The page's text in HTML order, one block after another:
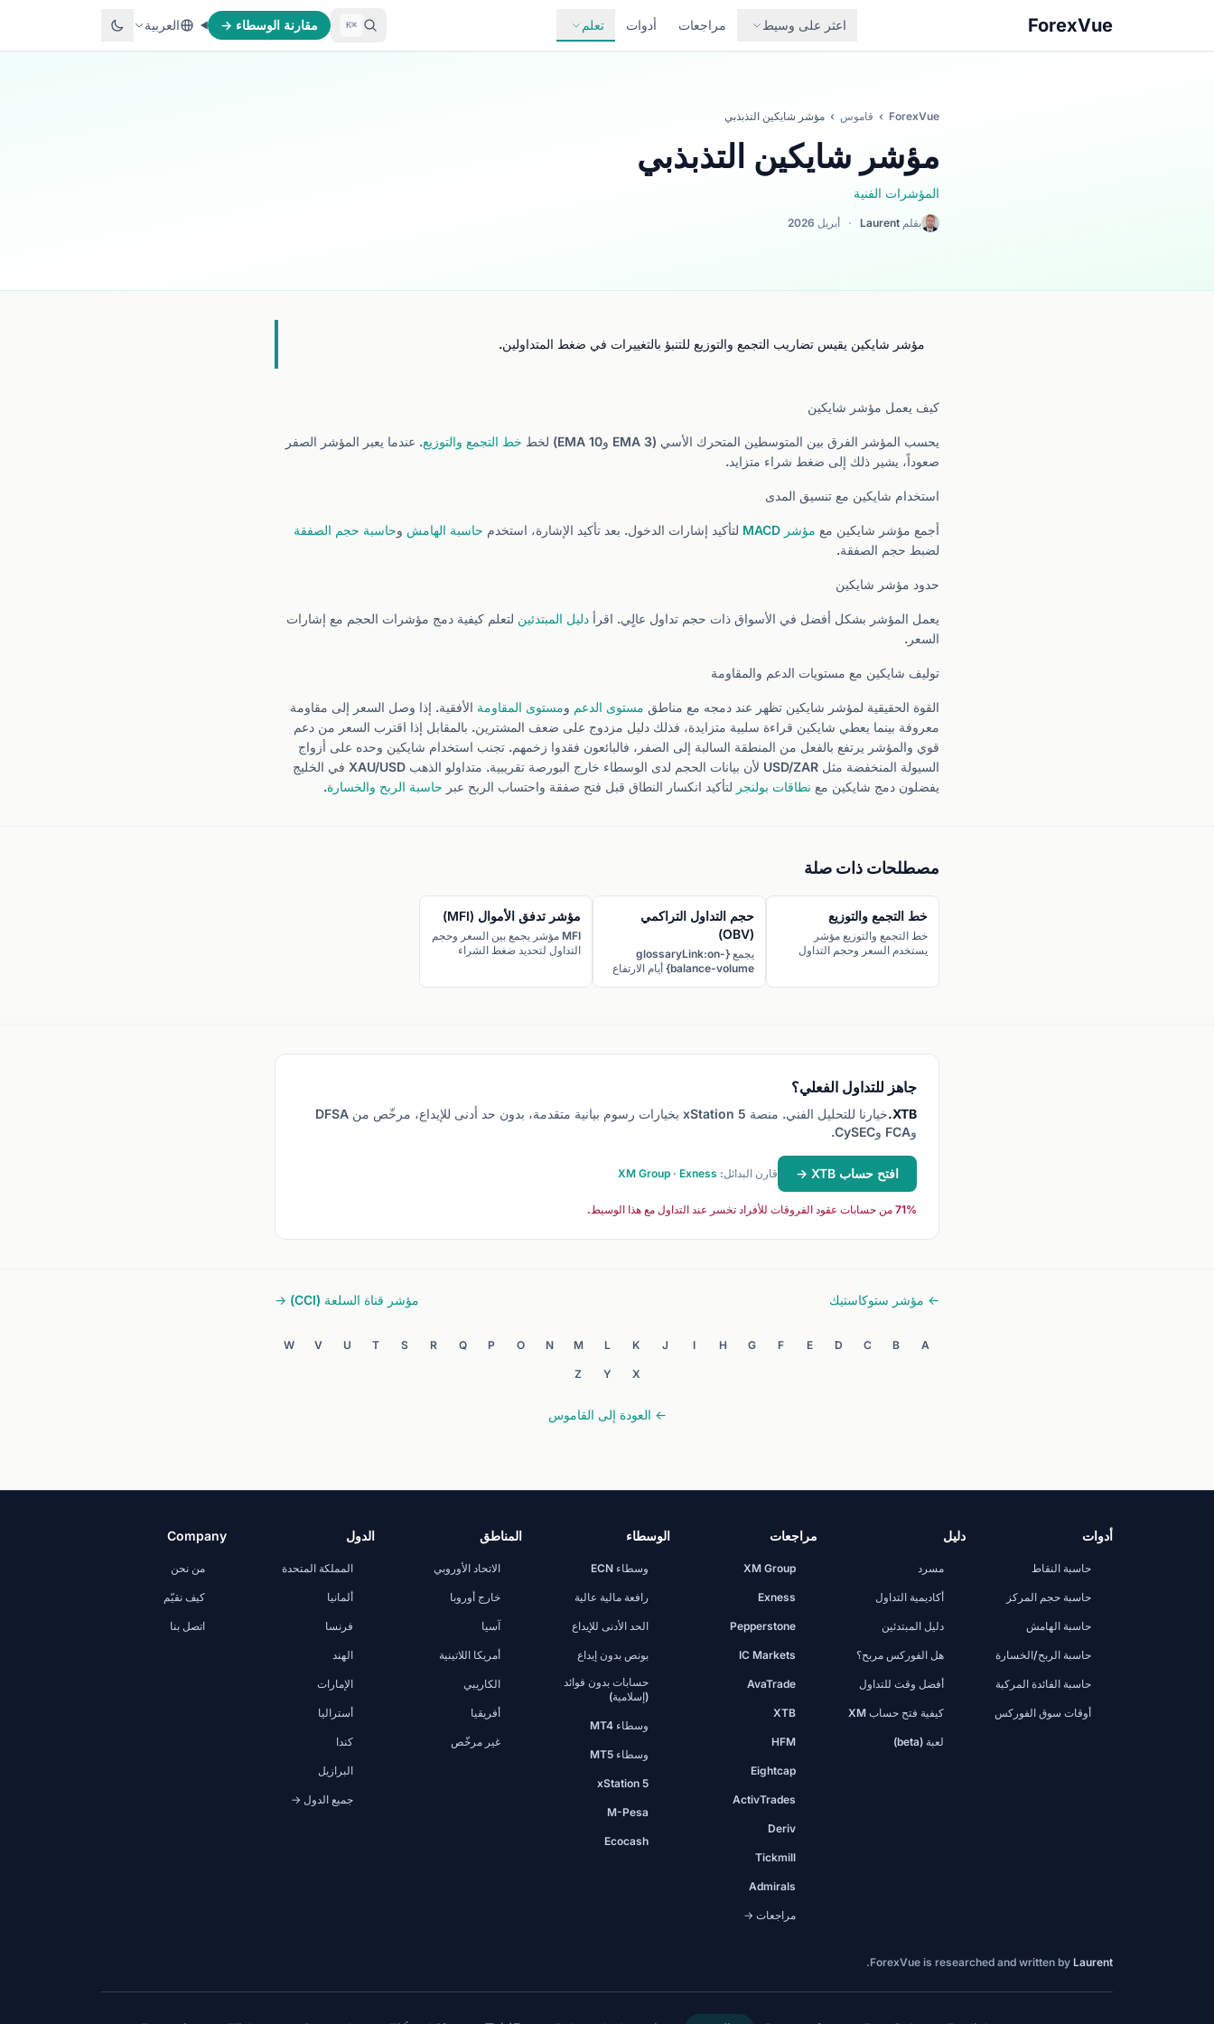
ForexVue اعثر على وسيط مراجعات أدوات تعلم ⌘K مقارنة الوسطاء → العربية
ForexVue
› قاموس › مؤشر شايكين التذبذبي
مؤشر شايكين التذبذبي
المؤشرات الفنية
بقلم Laurent
· أبريل 2026
مؤشر شايكين يقيس تضاريب التجمع والتوزيع للتنبؤ بالتغييرات في ضغط المتداولين.
كيف يعمل مؤشر شايكين
يحسب المؤشر الفرق بين المتوسطين المتحرك الأسي (EMA 3 وEMA 10) لخط خط التجمع والتوزيع. عندما يعبر المؤشر الصفر
صعوداً، يشير ذلك إلى ضغط شراء متزايد.
استخدام شايكين مع تنسيق المدى
أجمع مؤشر شايكين مع مؤشر MACD لتأكيد إشارات الدخول. بعد تأكيد الإشارة، استخدم حاسبة الهامش وحاسبة حجم الصفقة
لضبط حجم الصفقة.
حدود مؤشر شايكين
يعمل المؤشر بشكل أفضل في الأسواق ذات حجم تداول عالٍي. اقرأ دليل المبتدئين لتعلم كيفية دمج مؤشرات الحجم مع إشارات
السعر.
توليف شايكين مع مستويات الدعم والمقاومة
القوة الحقيقية لمؤشر شايكين تظهر عند دمجه مع مناطق مستوى الدعم ومستوى المقاومة الأفقية. إذا وصل السعر إلى مقاومة
معروفة بينما يعطي شايكين قراءة سلبية متزايدة، فذلك دليل مزدوج على ضعف المشترين. بالمقابل إذا اقترب السعر من دعم
قوي والمؤشر يرتفع بالفعل من المنطقة السالبة إلى الصفر، فالبائعون فقدوا زخمهم. تجنب استخدام شايكين وحده على أزواج
السيولة المنخفضة مثل USD/ZAR لأن بيانات الحجم لدى الوسطاء خارج البورصة تقريبية. متداولو الذهب XAU/USD في الخليج
يفضلون دمج شايكين مع نطاقات بولنجر لتأكيد انكسار النطاق قبل فتح صفقة واحتساب الربح عبر حاسبة الربح والخسارة.
مصطلحات ذات صلة
خط التجمع والتوزيع
خط التجمع والتوزيع مؤشر
يستخدم السعر وحجم التداول
حجم التداول التراكمي
(OBV)
يجمع {glossaryLink:on-
balance-volume} أيام الارتفاع
مؤشر تدفق الأموال (MFI)
MFI مؤشر يجمع بين السعر وحجم
التداول لتحديد ضغط الشراء
جاهز للتداول الفعلي؟
XTB.
خيارنا للتحليل الفني. منصة xStation 5 بخيارات رسوم بيانية متقدمة، بدون حد أدنى للإيداع، مرخّص من DFSA
وFCA وCySEC.
افتح حساب XTB → قارن البدائل: XM Group · Exness
71% من حسابات عقود الفروقات للأفراد تخسر عند التداول مع هذا الوسيط.
← مؤشر ستوكاستيك مؤشر قناة السلعة (CCI) →
A
B
C
D
E
F
G
H
I
J
K
L
M
N
O
P
Q
R
S
T
U
V
W
X
Y
Z
← العودة إلى القاموس
أدوات
حاسبة النقاط
حاسبة حجم المركز
حاسبة الهامش
حاسبة الربح/الخسارة
حاسبة الفائدة المركبة
أوقات سوق الفوركس
دليل
مسرد
أكاديمية التداول
دليل المبتدئين
هل الفوركس مربح؟
أفضل وقت للتداول
كيفية فتح حساب XM
لعبة (beta)
مراجعات
XM Group
Exness
Pepperstone
IC Markets
AvaTrade
XTB
HFM
Eightcap
ActivTrades
Deriv
Tickmill
Admirals
مراجعات →
الوسطاء
وسطاء ECN
رافعة مالية عالية
الحد الأدنى للإيداع
بونص بدون إيداع
حسابات بدون فوائد
(إسلامية)
وسطاء MT4
وسطاء MT5
xStation 5
M-Pesa
Ecocash
المناطق
الاتحاد الأوروبي
خارج أوروبا
آسيا
أمريكا اللاتينية
الكاريبي
أفريقيا
غير مرخّص
الدول
المملكة المتحدة
ألمانيا
فرنسا
الهند
الإمارات
أستراليا
كندا
البرازيل
جميع الدول →
Company
من نحن
كيف نقيّم
اتصل بنا
ForexVue is researched and written by Laurent
.